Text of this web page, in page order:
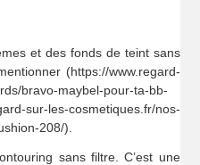
et des fonds de teint sans
(https://www.regard-
bravo-maybel-pour-ta-bb-
sur-les-cosmetiques.fr/nos-
208/).
sans filtre. C’est une